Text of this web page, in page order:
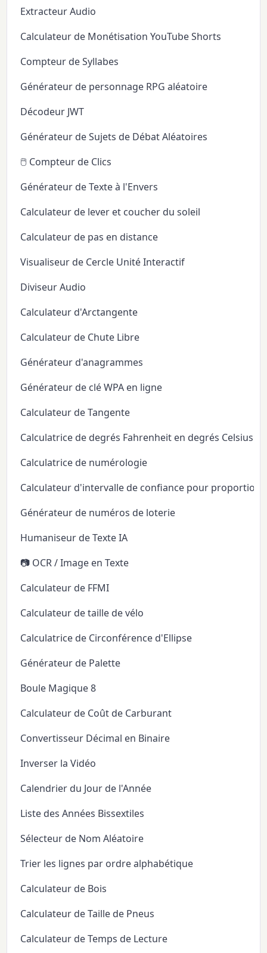
Extracteur Audio
Calculateur de Monétisation YouTube Shorts
Compteur de Syllabes
Générateur de personnage RPG aléatoire
Décodeur JWT
Générateur de Sujets de Débat Aléatoires
🖱️ Compteur de Clics
Générateur de Texte à l'Envers
Calculateur de lever et coucher du soleil
Calculateur de pas en distance
Visualiseur de Cercle Unité Interactif
Diviseur Audio
Calculateur d'Arctangente
Calculateur de Chute Libre
Générateur d'anagrammes
Générateur de clé WPA en ligne
Calculateur de Tangente
Calculatrice de degrés Fahrenheit en degrés Celsius
Calculatrice de numérologie
Calculateur d'intervalle de confiance pour proportion
Générateur de numéros de loterie
Humaniseur de Texte IA
📷 OCR / Image en Texte
Calculateur de FFMI
Calculateur de taille de vélo
Calculatrice de Circonférence d'Ellipse
Générateur de Palette
Boule Magique 8
Calculateur de Coût de Carburant
Convertisseur Décimal en Binaire
Inverser la Vidéo
Calendrier du Jour de l'Année
Liste des Années Bissextiles
Sélecteur de Nom Aléatoire
Trier les lignes par ordre alphabétique
Calculateur de Bois
Calculateur de Taille de Pneus
Calculateur de Temps de Lecture